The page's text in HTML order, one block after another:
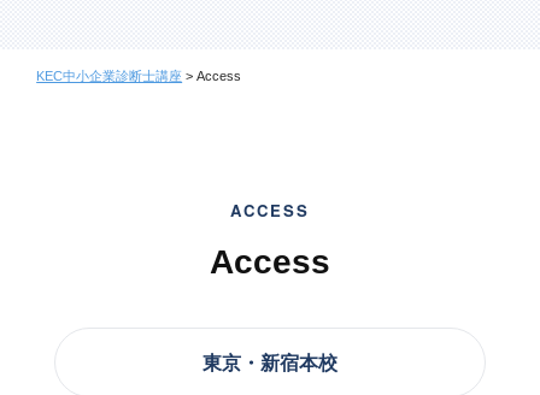
KEC中小企業診断士講座 >Access
ACCESS
Access
東京・新宿本校